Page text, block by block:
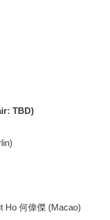
TBD)
Ho 何偉傑 (Macao)